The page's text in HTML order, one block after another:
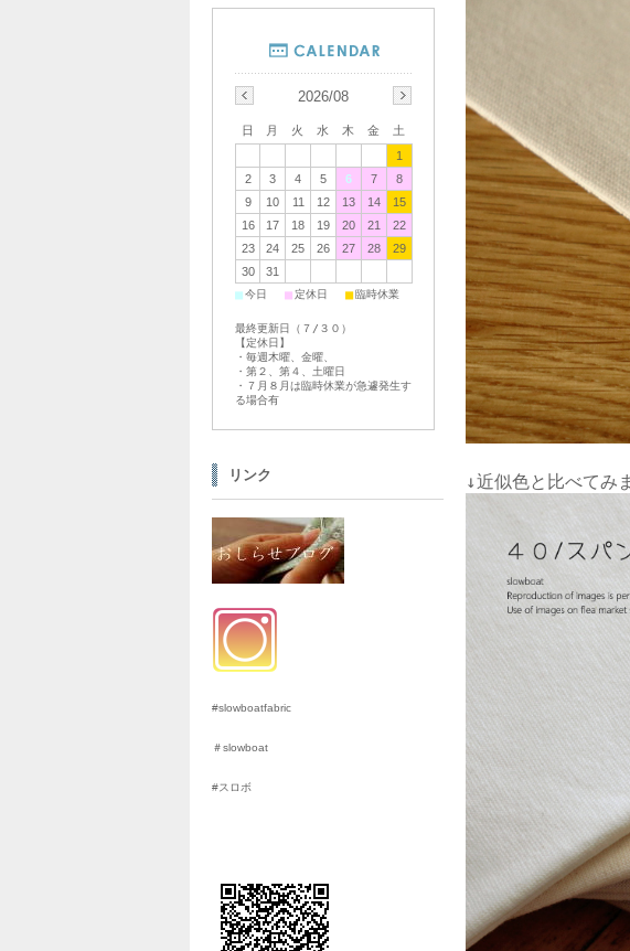
2026/08
日 月 火 水 木 金
土
1
2
3 4 5 6 7
8
9
10 11 12 13 14
15
16
17 18 19 20 21
22
23
24 25 26 27 28
29
30
31
■今日 ■定休日 ■臨時休業
最終更新日（７/３０）
【定休日】
・毎週木曜、金曜、
・第２、第４、土曜日
・７月８月は臨時休業が急遽発生す
る場合有
リンク
#slowboatfabric
＃slowboat
#スロボ